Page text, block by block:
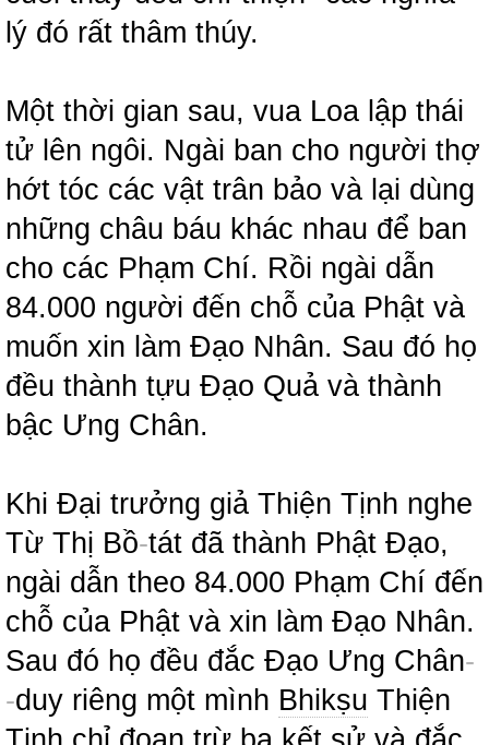
lý đó rất thâm thúy.
Một thời gian sau, vua Loa lập thái
tử lên ngôi. Ngài ban cho người thợ
hớt tóc các vật trân bảo và lại dùng
những châu báu khác nhau để ban
cho các Phạm Chí. Rồi ngài dẫn
84.000 người đến chỗ của Phật và
muốn xin làm Đạo Nhân. Sau đó họ
đều thành tựu Đạo Quả và thành
bậc Ưng Chân.
Khi Đại trưởng giả Thiện Tịnh nghe
Từ Thị Bồ-tát đã thành Phật Đạo,
ngài dẫn theo 84.000 Phạm Chí đến
chỗ của Phật và xin làm Đạo Nhân.
Sau đó họ đều đắc Đạo Ưng Chân-
-duy riêng một mình Bhikṣu Thiện